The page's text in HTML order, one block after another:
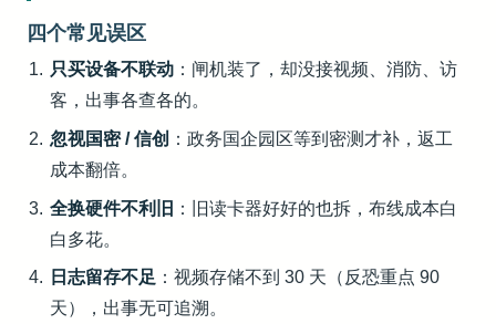
四个常见误区
只买设备不联动 ：闸机装了，却没接视频、消防、访
客，出事各查各的。
忽视国密 / 信创 ：政务国企园区等到密测才补，返工
成本翻倍。
全换硬件不利旧 ：旧读卡器好好的也拆，布线成本白
白多花。
日志留存不足 ：视频存储不到 30 天（反恐重点 90
天），出事无可追溯。